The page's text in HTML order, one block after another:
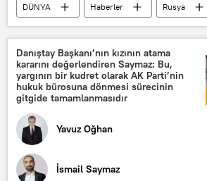
DÜNYA Haberler
Rusya
ABD
Vladimir Putin
Donald Trump
Danıştay Başkanı’nın kızının atama
kararını değerlendiren Saymaz: Bu,
yargının bir kudret olarak AK Parti’nin
hukuk bürosuna dönmesi sürecinin
gitgide tamamlanmasıdır
Yavuz Oğhan
İsmail Saymaz